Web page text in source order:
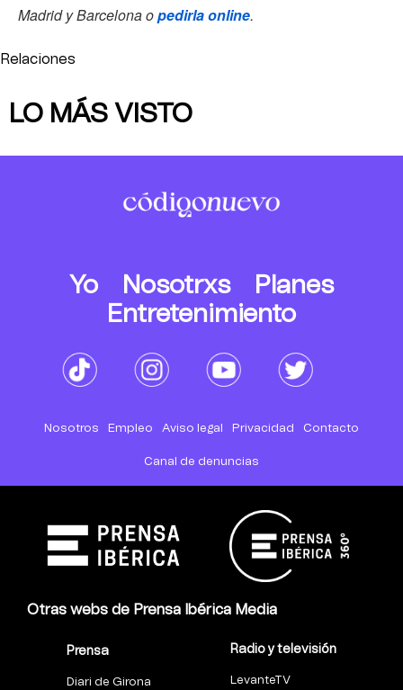
Madrid y Barcelona opedirla online.
Relaciones
LO MÁS VISTO
Yo Nosotrxs
Planes
Entretenimiento
Nosotros Empleo Aviso legal Privacidad Contacto
Canal de denuncias
Otras webs de Prensa Ibérica Media
Prensa
Diari de Girona
Radio y televisión
LevanteTV